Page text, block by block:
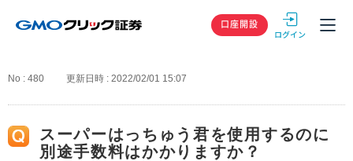
GMOクリック
口座開設
No : 480 更新日時 : 2022/02/01 15:07
スーパーはっちゅう君を使用するのに
別途手数料はかかりますか？